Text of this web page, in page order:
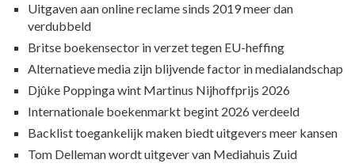
Uitgaven aan online reclame sinds 2019 meer dan
verdubbeld
Britse boekensector in verzet tegen EU-heffing
Alternatieve media zijn blijvende factor in medialandschap
Djûke Poppinga wint Martinus Nijhoffprijs 2026
Internationale boekenmarkt begint 2026 verdeeld
Backlist toegankelijk maken biedt uitgevers meer kansen
Tom Delleman wordt uitgever van Mediahuis Zuid